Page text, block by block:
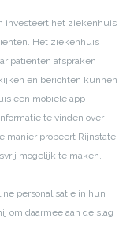
investeert het ziekenhuis
Het ziekenhuis
patiënten afspraken
en berichten kunnen
een mobiele app
te vinden over
manier probeert Rijnstate
mogelijk te maken.
personalisatie in hun
om daarmee aan de slag